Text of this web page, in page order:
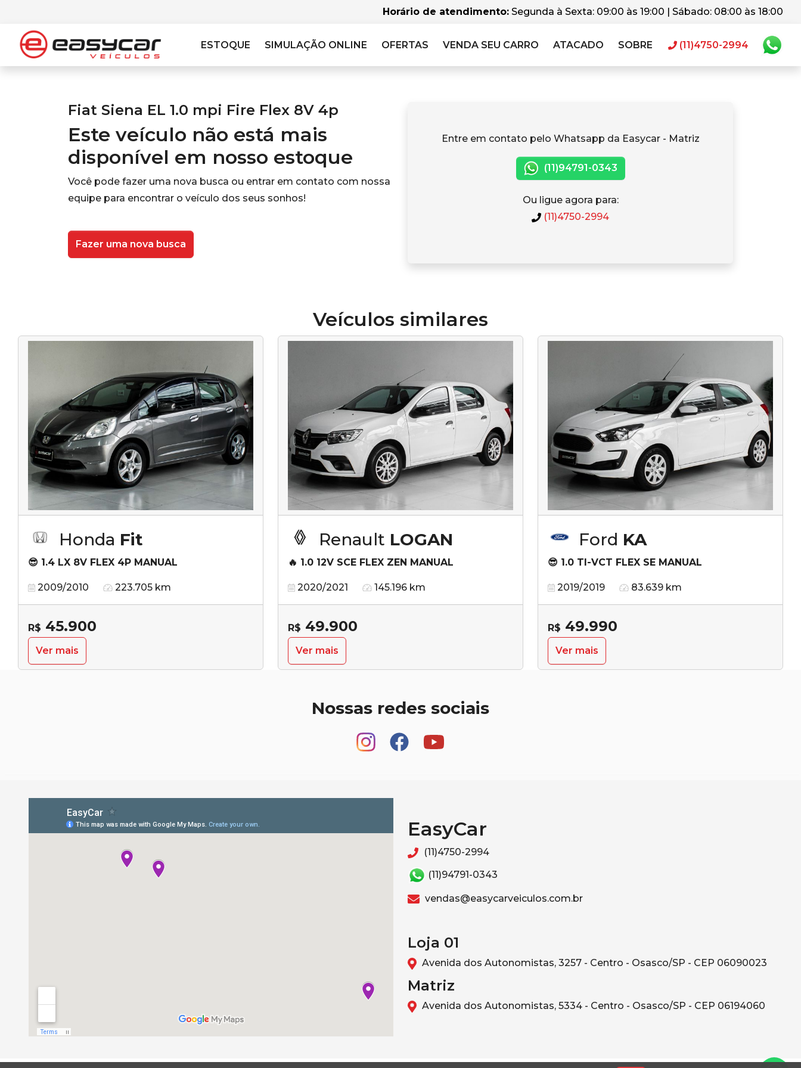
Horário de atendimento: Segunda à Sexta: 09:00 às 19:00 | Sábado: 08:00 às 18:00
ESTOQUE SIMULAÇÃO ONLINE OFERTAS VENDA SEU CARRO ATACADO SOBRE (11)4750-2994
Fiat Siena EL 1.0 mpi Fire Flex 8V 4p
Este veículo não está mais
disponível em nosso estoque
Você pode fazer uma nova busca ou entrar em contato com nossa
equipe para encontrar o veículo dos seus sonhos!
Fazer uma nova busca
Entre em contato pelo Whatsapp da Easycar - Matriz
(11)94791-0343
Ou ligue agora para:
(11)4750-2994
Veículos similares
Honda Fit
😎 1.4 LX 8V FLEX 4P MANUAL
2009/2010 223.705 km
R$ 45.900
Ver mais
Renault LOGAN
🔥 1.0 12V SCE FLEX ZEN MANUAL
2020/2021 145.196 km
R$ 49.900
Ver mais
Ford KA
😎 1.0 TI-VCT FLEX SE MANUAL
2019/2019 83.639 km
R$ 49.990
Ver mais
Nossas redes sociais
EasyCar
(11)4750-2994
(11)94791-0343
vendas@easycarveiculos.com.br
Loja 01
Avenida dos Autonomistas, 3257 - Centro - Osasco/SP - CEP 06090023
Matriz
Avenida dos Autonomistas, 5334 - Centro - Osasco/SP - CEP 06194060